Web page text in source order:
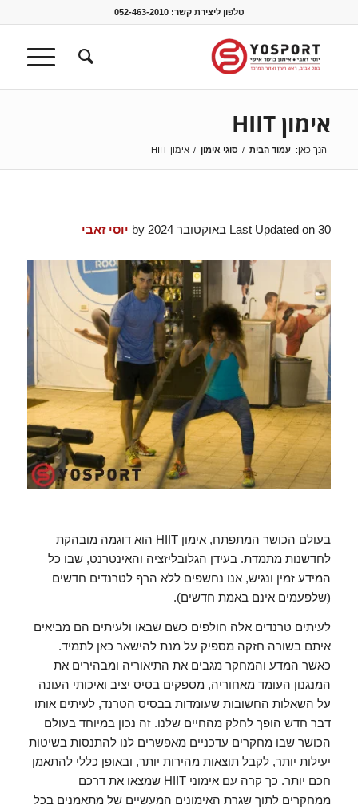
טלפון ליצירת קשר:052-463-2010
אימון HIIT
הנך כאן: עמוד הבית / סוגי אימון / אימון HIIT
Last Updated on 30 באוקטובר 2024 by יוסי זאבי
בעולם הכושר המתפתח, אימון HIIT הוא דוגמה מובהקת
לחדשנות מתמדת. בעידן הגלובליזציה והאינטרנט, שבו כל
המידע זמין ונגיש, אנו נחשפים ללא הרף לטרנדים חדשים
(שלפעמים אינם באמת חדשים).
לעיתים טרנדים אלה חולפים כשם שבאו ולעיתים הם מביאים
איתם בשורה חזקה מספיק על מנת להישאר כאן לתמיד.
כאשר המדע והמחקר מגבים את התיאוריה ומבהירים את
המנגנון העומד מאחוריה, מספקים בסיס יציב ואיכותי העונה
על השאלות החשובות שעומדות בבסיס הטרנד, לעיתים אותו
דבר חדש הופך לחלק מהחיים שלנו. זה נכון במיוחד בעולם
הכושר שבו מחקרים עדכניים מאפשרים לנו להתנסות בשיטות
יעילות יותר, לקבל תוצאות מהירות יותר, ובאופן כללי להתאמן
חכם יותר. כך קרה עם אימוני HIIT שמצאו את דרכם
ממחקרים לתוך שגרת האימונים המעשיים של מתאמנים בכל